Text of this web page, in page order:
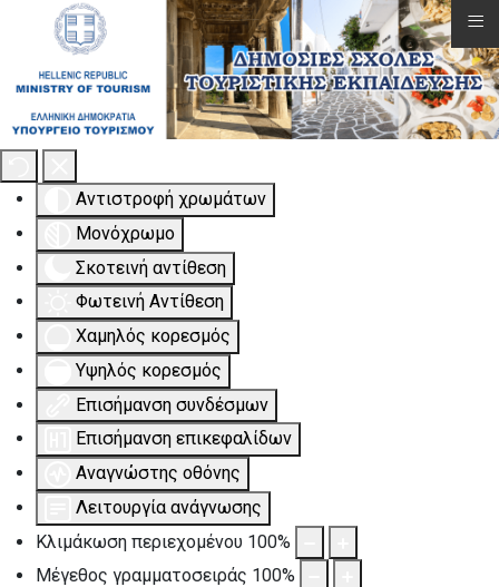
Εργαλειοθήκη Προσβασιμότητας
Αντιστροφή χρωμάτων
Μονόχρωμο
Σκοτεινή αντίθεση
Φωτεινή Αντίθεση
Χαμηλός κορεσμός
Υψηλός κορεσμός
Επισήμανση συνδέσμων
Επισήμανση επικεφαλίδων
Αναγνώστης οθόνης
Λειτουργία ανάγνωσης
Κλιμάκωση περιεχομένου 100%
Μέγεθος γραμματοσειράς 100%
≡